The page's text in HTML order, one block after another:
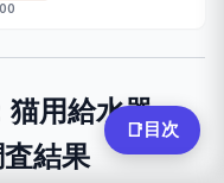
📑 目次
用給水器・
結果